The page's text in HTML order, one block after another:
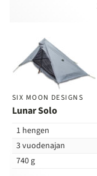
SIX MOON DESIGNS
Lunar Solo
1 hengen
3 vuodenajan
740 g